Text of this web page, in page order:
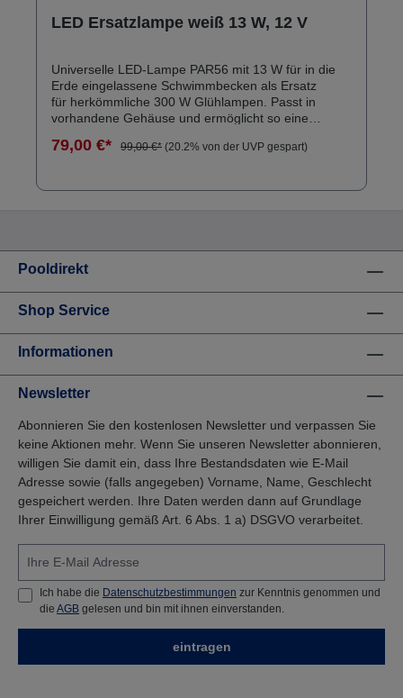
LED Ersatzlampe weiß 13 W, 12 V
Universelle LED-Lampe PAR56 mit 13 W für in die
Erde eingelassene Schwimmbecken als Ersatz
für herkömmliche 300 W Glühlampen. Passt in
vorhandene Gehäuse und ermöglicht so eine
Beleuchtung. Kaltweiße Beleuchtung (6.500 K)
Blende und vom Innenleben.
79,00 €* 99,00 €* (20.2% von der UVP gespart)
Pooldirekt
Shop Service
Informationen
Newsletter
Abonnieren Sie den kostenlosen Newsletter und verpassen Sie
keine Aktionen mehr. Wenn Sie unseren Newsletter abonnieren,
willigen Sie damit ein, dass Ihre Bestandsdaten wie E-Mail
Adresse sowie (falls angegeben) Vorname, Name, Geschlecht
gespeichert werden. Ihre Daten werden dann auf Grundlage
Ihrer Einwilligung gemäß Art. 6 Abs. 1 a) DSGVO verarbeitet.
Ich habe die Datenschutzbestimmungen zur Kenntnis genommen und
die AGB gelesen und bin mit ihnen einverstanden.
eintragen